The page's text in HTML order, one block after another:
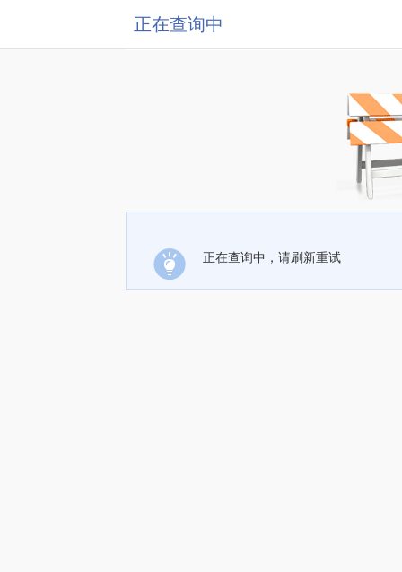
正在查询中
正在查询中，请刷新重试